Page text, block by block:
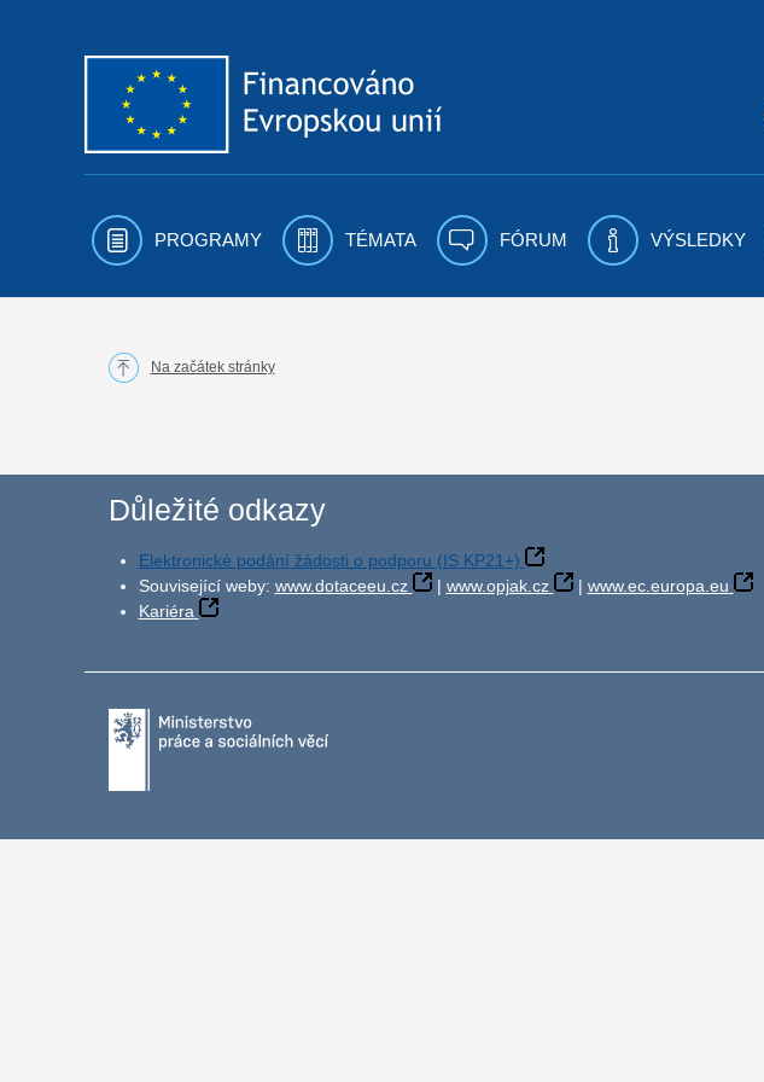
PROGRAMY TÉMATA FÓRUM VÝSLEDKY
Na začátek stránky
Důležité odkazy
Elektronické podání žádosti o podporu (IS KP21+)
Související weby: www.dotaceeu.cz | www.opjak.cz | www.ec.europa.eu
Kariéra